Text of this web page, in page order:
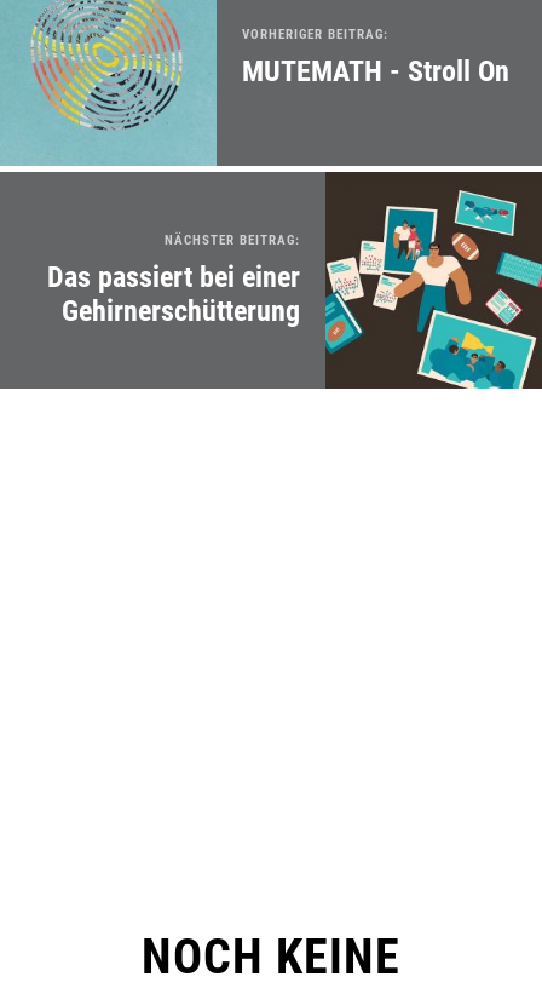
VORHERIGER BEITRAG:
MUTEMATH - Stroll On
NÄCHSTER BEITRAG:
Das passiert bei einer
Gehirnerschütterung
NOCH KEINE